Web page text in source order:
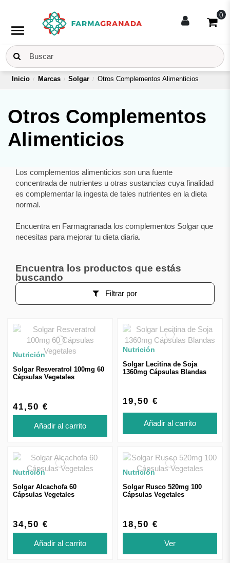
menu
0
Inicio Marcas Solgar Otros Complementos Alimenticios
Otros Complementos
Alimenticios
Los complementos alimenticios son una fuente
concentrada de nutrientes u otras sustancias cuya finalidad
es complementar la ingesta de tales nutrientes en la dieta
normal.
Encuentra en Farmagranada los complementos Solgar que
necesitas para mejorar tu dieta diaria.
Encuentra los productos que estás
buscando
Filtrar por
Nutrición
Solgar Resveratrol 100mg 60
Cápsulas Vegetales
41,50 €
Añadir al carrito
Nutrición
Solgar Lecitina de Soja
1360mg Cápsulas Blandas
19,50 €
Añadir al carrito
Nutrición
Solgar Alcachofa 60
Cápsulas Vegetales
34,50 €
Añadir al carrito
Nutrición
Solgar Rusco 520mg 100
Cápsulas Vegetales
18,50 €
Ver